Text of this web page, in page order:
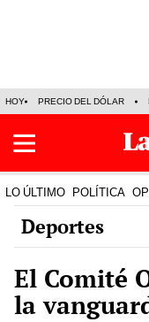
HOY PRECIO DEL DÓLAR
LO ÚLTIMO POLÍTICA
Deportes
El Comité
la